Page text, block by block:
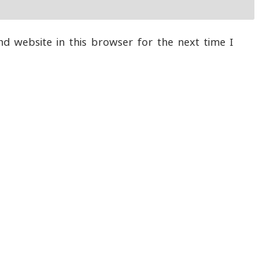
website in this browser for the next time I